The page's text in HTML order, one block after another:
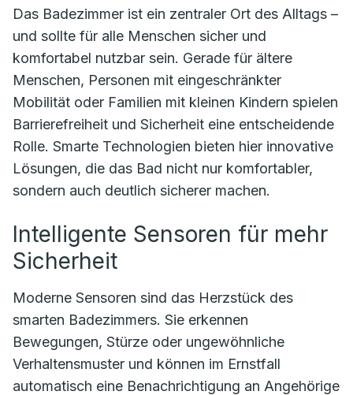
Das Badezimmer ist ein zentraler Ort des Alltags –
und sollte für alle Menschen sicher und
komfortabel nutzbar sein. Gerade für ältere
Menschen, Personen mit eingeschränkter
Mobilität oder Familien mit kleinen Kindern spielen
Barrierefreiheit und Sicherheit eine entscheidende
Rolle. Smarte Technologien bieten hier innovative
Lösungen, die das Bad nicht nur komfortabler,
sondern auch deutlich sicherer machen.
Intelligente Sensoren für mehr
Sicherheit
Moderne Sensoren sind das Herzstück des
smarten Badezimmers. Sie erkennen
Bewegungen, Stürze oder ungewöhnliche
Verhaltensmuster und können im Ernstfall
automatisch eine Benachrichtigung an Angehörige